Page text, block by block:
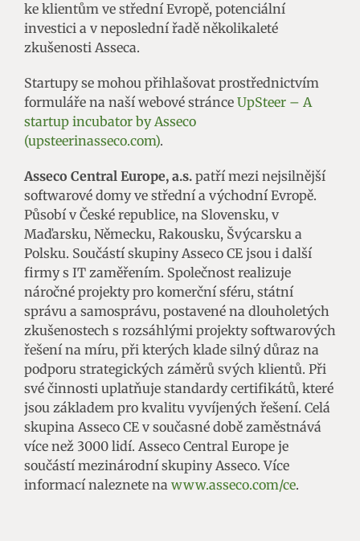
ke klientům ve střední Evropě, potenciální
investici a v neposlední řadě několikaleté
zkušenosti Asseca.
Startupy se mohou přihlašovat prostřednictvím
formuláře na naší webové stránce UpSteer – A
startup incubator by Asseco
(upsteerinasseco.com).
Asseco Central Europe, a.s. patří mezi nejsilnější
softwarové domy ve střední a východní Evropě.
Působí v České republice, na Slovensku, v
Maďarsku, Německu, Rakousku, Švýcarsku a
Polsku. Součástí skupiny Asseco CE jsou i další
firmy s IT zaměřením. Společnost realizuje
náročné projekty pro komerční sféru, státní
správu a samosprávu, postavené na dlouholetých
zkušenostech s rozsáhlými projekty softwarových
řešení na míru, při kterých klade silný důraz na
podporu strategických záměrů svých klientů. Při
své činnosti uplatňuje standardy certifikátů, které
jsou základem pro kvalitu vyvíjených řešení. Celá
skupina Asseco CE v současné době zaměstnává
více než 3000 lidí. Asseco Central Europe je
součástí mezinárodní skupiny Asseco. Více
informací naleznete na www.asseco.com/ce.